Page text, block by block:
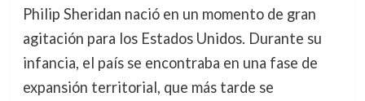
Philip Sheridan nació en un momento de gran
agitación para los Estados Unidos. Durante su
infancia, el país se encontraba en una fase de
expansión territorial, que más tarde se